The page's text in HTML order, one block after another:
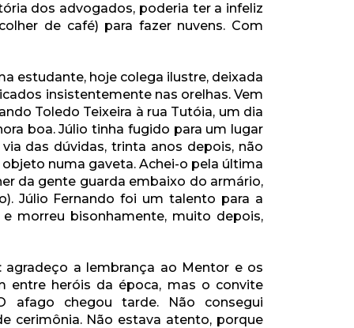
dos advogados, poderia ter a infeliz
de café) para fazer nuvens. Com
estudante, hoje colega ilustre, deixada
insistentemente nas orelhas. Vem
Toledo Teixeira à rua Tutóia, um dia
boa. Júlio tinha fugido para um lugar
das dúvidas, trinta anos depois, não
numa gaveta. Achei-o pela última
da gente guarda embaixo do armário,
Júlio Fernando foi um talento para a
morreu bisonhamente, muito depois,
agradeço a lembrança ao Mentor e os
entre heróis da época, mas o convite
afago chegou tarde. Não consegui
cerimônia. Não estava atento, porque